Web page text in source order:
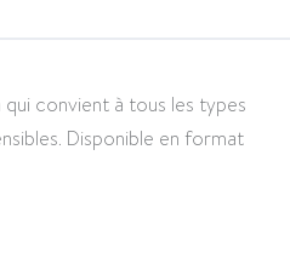
convient à tous les types
Disponible en format